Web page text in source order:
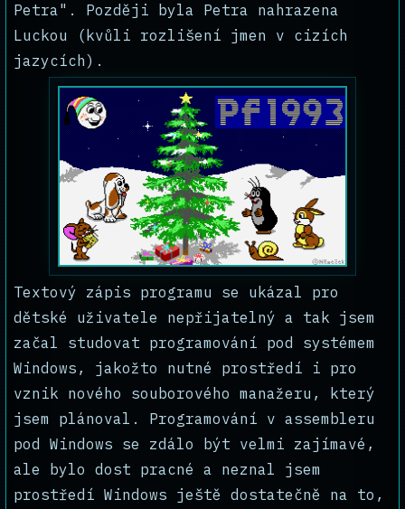
Petra". Později byla Petra nahrazena
Luckou (kvůli rozlišení jmen v cizích
jazycích).
Textový zápis programu se ukázal pro
dětské uživatele nepřijatelný a tak jsem
začal studovat programování pod systémem
Windows, jakožto nutné prostředí i pro
vznik nového souborového manažeru, který
jsem plánoval. Programování v assembleru
pod Windows se zdálo být velmi zajímavé,
ale bylo dost pracné a neznal jsem
prostředí Windows ještě dostatečně na to,